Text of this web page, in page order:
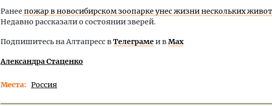
Ранее пожар в новосибирском зоопарке унес жизни нескольких
Недавно рассказали о состоянии зверей.
Подпишитесь на Алтапресс вТелеграмеи вMax
Александра Стаценко
Места Россия